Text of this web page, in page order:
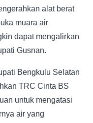
alat berat
muara air
dapat mengalirkan
Gusnan.
Bengkulu Selatan
TRC Cinta BS
untuk mengatasi
air yang